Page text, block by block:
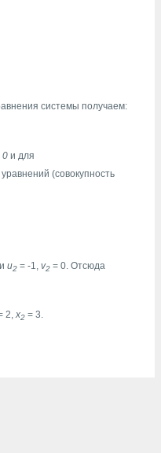
системы получаем:
0 и для
(совокупность
u2 = -1, v2 = 0. Отсюда
2, x2 = 3.